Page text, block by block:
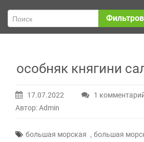
особняк княгини
17.07.2022 1
Автор: Admin
большая морская , большая